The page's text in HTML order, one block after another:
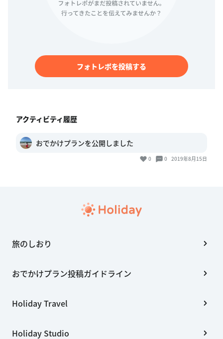
フォトレポを投稿する
アクティビティ履歴
おでかけプランを公開しました
0 0 2019年8月15日
旅のしおり
おでかけプラン投稿ガイドライン
Holiday Travel
Holiday Studio